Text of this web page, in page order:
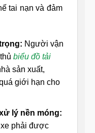
tai nạn và đảm
Người vận
biểu đồ tải
sản xuất,
giới hạn cho
lý nền móng:
phải được